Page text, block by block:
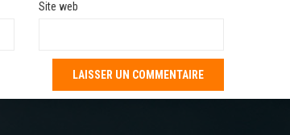
Site web